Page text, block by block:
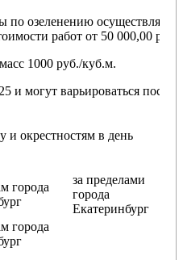
озеленению осуществляется
работ от 50 000,00 руб.
1000 руб./куб.м.
могут варьироваться после
и окрестностям в день
города
за пределами
города
Екатеринбург
города